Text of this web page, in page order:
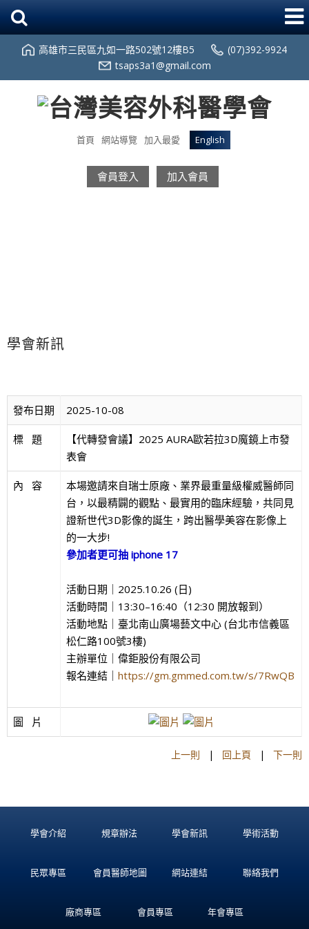
高雄市三民區九如一路502號12樓B5
(07)392-9924
tsaps3a1@gmail.com
首頁 網站導覽 加入最愛 English
會員登入 加入會員
學會新訊
發布日期 2025-10-08
標   題
【代轉發會議】2025 AURA歐若拉3D魔鏡上市發
表會
內   容
本場邀請來自瑞士原廠、業界最重量級權威醫師同
台，以最精闢的觀點、最實用的臨床經驗，共同見
證新世代3D影像的誕生，跨出醫學美容在影像上
的一大步!
參加者更可抽 iphone 17
活動日期｜2025.10.26 (日)
活動時間｜13:30–16:40（12:30 開放報到）
活動地點｜臺北南山廣場藝文中心 (台北市信義區
松仁路100號3樓)
主辦單位｜偉鉅股份有限公司
報名連結｜ https://gm.gmmed.com.tw/s/7RwQB
圖   片
上一則 | 回上頁 | 下一則
學會介紹 規章辦法 學會新訊 學術活動
民眾專區 會員醫師地圖 網站連結 聯絡我們
廠商專區 會員專區 年會專區